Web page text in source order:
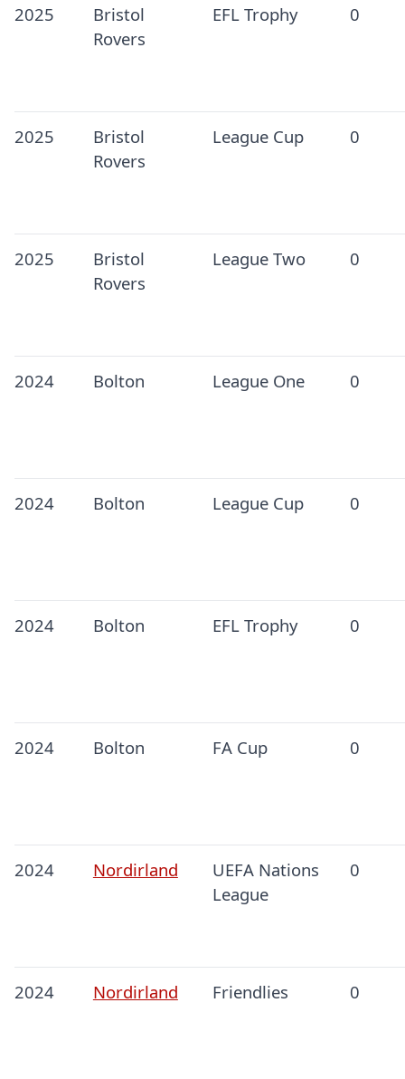
2025
Bristol
Rovers
EFL Trophy 0
2025
Bristol
Rovers
League Cup 0
2025
Bristol
Rovers
League Two 0
2024 Bolton League One 0
2024 Bolton League Cup 0
2024 Bolton EFL Trophy 0
2024 Bolton FA Cup 0
2024 Nordirland
UEFA Nations
League
0
2024 Nordirland Friendlies 0